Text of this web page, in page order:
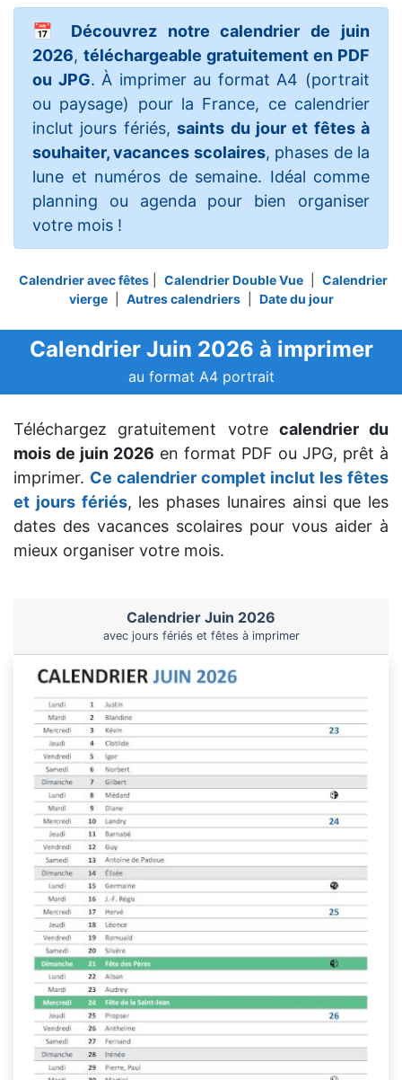
📅 Découvrez notre calendrier de juin
2026, téléchargeable gratuitement en PDF
ou JPG. À imprimer au format A4 (portrait
ou paysage) pour la France, ce calendrier
inclut jours fériés,saints du jour et fêtes à
souhaiter, vacances scolaires, phases de la
lune et numéros de semaine. Idéal comme
planning ou agenda pour bien organiser
votre mois !
Calendrier avec fêtes| Calendrier Double Vue
Calendrier
vierge
Autres calendriers Date du jour
Calendrier Juin 2026 à imprimer
au format A4 portrait
Téléchargez gratuitement votre calendrier du
mois de juin 2026 en format PDF ou JPG, prêt à
imprimer. Ce calendrier complet inclut les fêtes
et jours fériés, les phases lunaires ainsi que les
dates des vacances scolaires pour vous aider à
mieux organiser votre mois.
Calendrier Juin 2026
avec jours fériés et fêtes à imprimer